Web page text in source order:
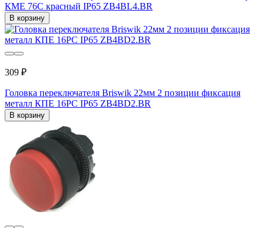
КМЕ 76С красный IP65 ZB4BL4.BR
В корзину
309 ₽
Головка переключателя Briswik 22мм 2 позиции фиксация
металл КПЕ 16РС IP65 ZB4BD2.BR
В корзину